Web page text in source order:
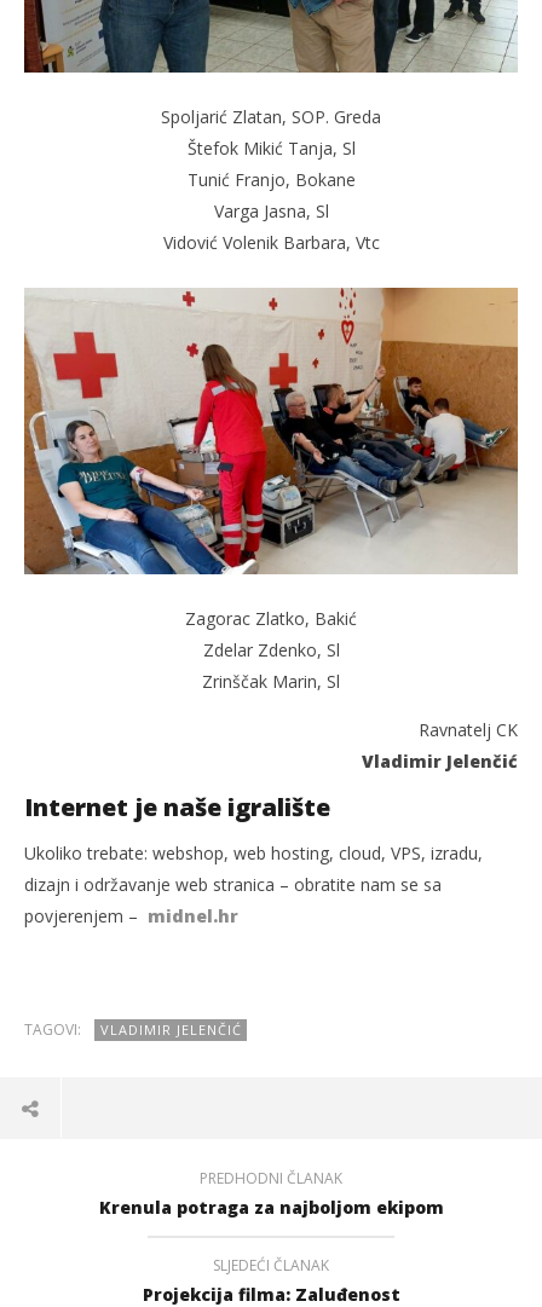
Spoljarić Zlatan, SOP. Greda
Štefok Mikić Tanja, Sl
Tunić Franjo, Bokane
Varga Jasna, Sl
Vidović Volenik Barbara, Vtc
Zagorac Zlatko, Bakić
Zdelar Zdenko, Sl
Zrinščak Marin, Sl
Ravnatelj CK
Vladimir Jelenčić
Internet je naše igralište
Ukoliko trebate: webshop, web hosting, cloud, VPS, izradu,
dizajn i održavanje web stranica – obratite nam se sa
povjerenjem – midnel.hr
TAGOVI: VLADIMIR JELENČIĆ
PREDHODNI ČLANAK
Krenula potraga za najboljom ekipom
SLJEDEĆI ČLANAK
Projekcija filma: Zaluđenost